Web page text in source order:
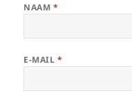
NAAM *
E-MAIL *